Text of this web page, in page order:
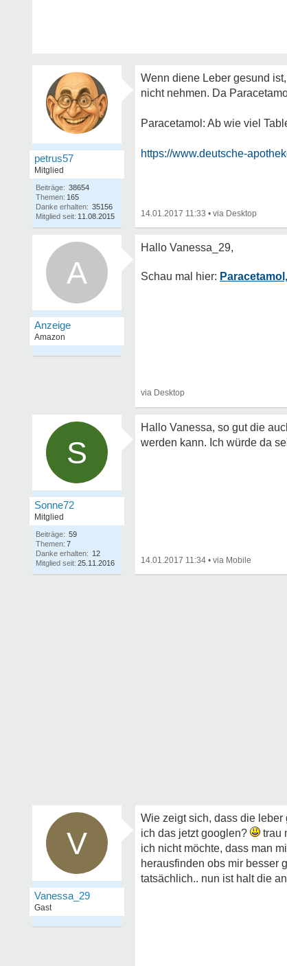
petrus57
Mitglied
Beiträge: 38654
Themen: 165
Danke erhalten: 35156
Mitglied seit: 11.08.2015
Wenn diene Leber gesund
nicht nehmen. Da
Paracetamol: Ab wie viel
https://www.deutsche-
14.01.2017 11:33 •
A
S
Sonne72
Mitglied
Beiträge: 59
Themen: 7
Danke erhalten: 12
Mitglied seit: 25.11.2016
Hallo Vanessa, so gut die
werden kann. Ich würde da
14.01.2017 11:34 •
V
Vanessa_29
Gast
Wie zeigt sich, dass die
ich das jetzt googlen?
trau
ich nicht möchte, dass man
herausfinden obs mir besser
tatsächlich.. nun ist halt die